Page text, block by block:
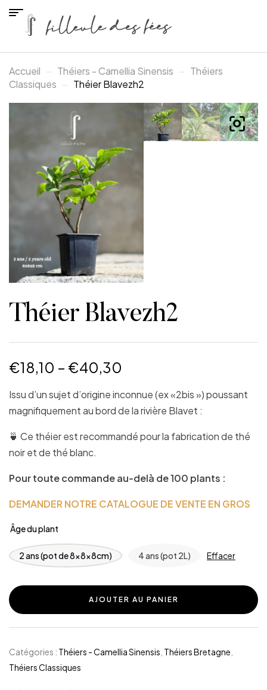
Accueil Théiers - Camellia Sinensis
Théiers
Classiques
Théier Blavezh2
Théier Blavezh2
€18,10 – €40,30
Issu d’un sujet d’origine inconnue (ex «2bis ») poussant
magnifiquement au bord de la rivière Blavet :
🍵 Ce théier est recommandé pour la fabrication de thé
noir et de thé blanc.
Pour toute commande au-delà de 100 plants :
DEMANDER NOTRE CATALOGUE DE VENTE EN GROS
Âge du plant
2 ans (pot de 8x8x8cm) 4 ans (pot 2L) Effacer
AJOUTER AU PANIER
Catégories : Théiers - Camellia Sinensis Théiers Bretagne
Théiers Classiques